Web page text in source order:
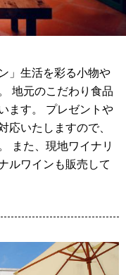
」生活を彩る小物や
地元のこだわり食品
ます。 プレゼントや
応いたしますので、
また、現地ワイナリ
ルワインも販売して